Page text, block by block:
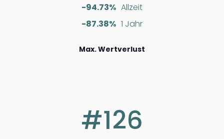
-94.73% Allzeit
-87.38% 1 Jahr
Max. Wertverlust
#126